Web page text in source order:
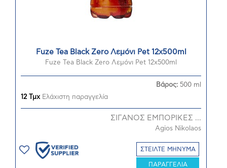
Fuze Tea Black Zero Λεμόνι Pet 12x500ml
Fuze Tea Black Zero Λεμόνι Pet 12x500ml
12 ΤμχΕλάχιστη παραγγελία
Βάρος: 500 ml
ΣΙΓΑΝΟΣ ΕΜΠΟΡΙΚΕΣ ...
Agios Nikolaos
ΣΤΕΙΛΤΕ ΜΗΝΥΜΑ
ΠΑΡΑΓΓΕΛΙΑ